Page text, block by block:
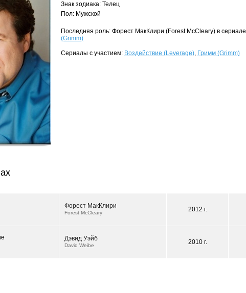
Знак зодиака: Телец
Пол: Мужской
Последняя роль: Форест МакКлири (Forest McCleary) в сериале
(Grimm)
Сериалы с участием: Воздействие (Leverage), Гримм (Grimm)
Форест МакКлири
Forest McCleary 2012 г.
Дэвид Уэйб
David Weibe 2010 г.